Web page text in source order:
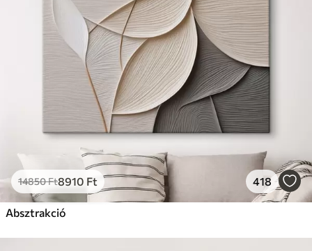
14850Ft8910 Ft 418
Absztrakció